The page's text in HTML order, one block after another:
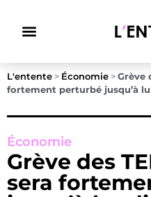
L'entente > Économie > Grève
fortement perturbé jusqu’à
Économie
Grève des
sera